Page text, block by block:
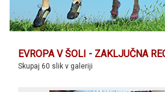
EVROPA V ŠOLI - ZAKLJUČNA
Skupaj 60 slik v galeriji